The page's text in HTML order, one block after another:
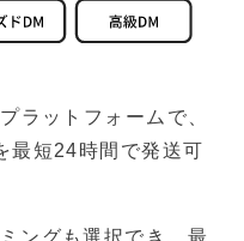
ットフォームで、
最短24時間で発送可
ングも選択でき、最